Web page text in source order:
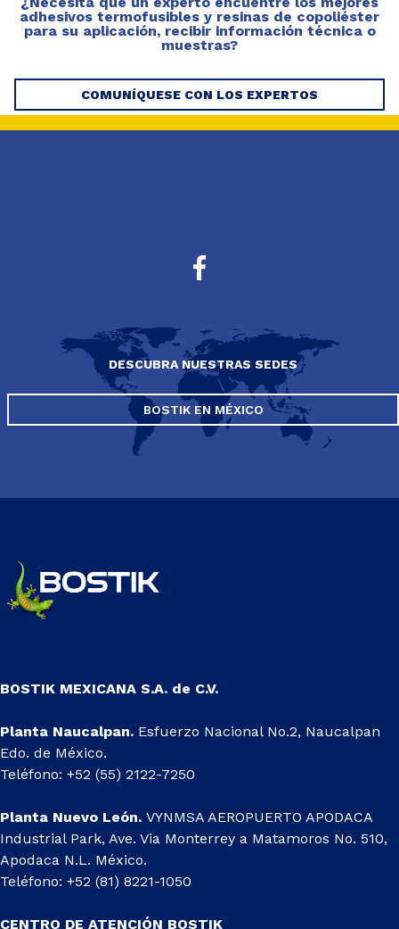
adhesivos termofusibles y resinas de copoliéster
para su aplicación, recibir información técnica o
muestras?
COMUNÍQUESE CON LOS EXPERTOS
DESCUBRA NUESTRAS SEDES
BOSTIK EN MÉXICO
BOSTIK MEXICANA S.A. de C.V.
Planta Naucalpan. Esfuerzo Nacional No.2, Naucalpan
Edo. de México.
Teléfono: +52 (55) 2122-7250
Planta Nuevo León. VYNMSA AEROPUERTO APODACA
Industrial Park, Ave. Via Monterrey a Matamoros No. 510,
Apodaca N.L. México.
Teléfono: +52 (81) 8221-1050
CENTRO DE ATENCIÓN BOSTIK